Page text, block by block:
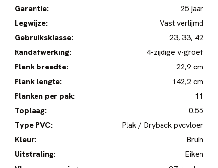
Garantie:
25 jaar
Legwijze:
Vast verlijmd
Gebruiksklasse:
23, 33, 42
Randafwerking:
4-zijdige v-groef
Plank breedte:
22,9 cm
Plank lengte:
142,2 cm
Planken per pak:
11
Toplaag:
0.55
Type PVC:
Plak / Dryback pvcvloer
Kleur:
Bruin
Uitstraling:
Eiken